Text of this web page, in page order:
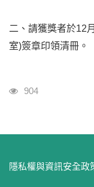
二、請獲獎者於12
室)簽章印領清冊。
瀏覽人次
904
:::
隱私權與資訊安全政